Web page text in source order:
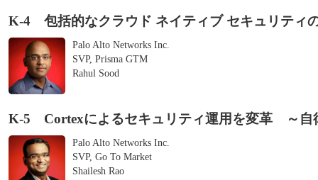
K-4 包括的なクラウド ネイティブ セキュリティ
Palo Alto Networks Inc.
SVP, Prisma GTM
Rahul Sood
K-5 Cortexによるセキュリティ運用を変革 ～自
Palo Alto Networks Inc.
SVP, Go To Market
Shailesh Rao